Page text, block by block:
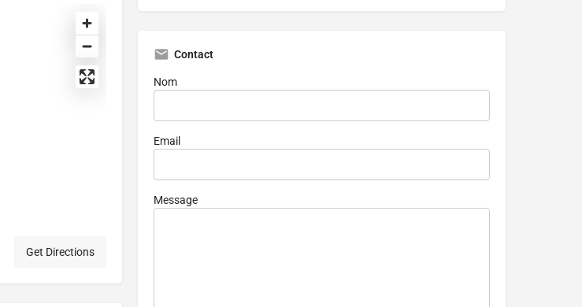
Get Directions
Contact
Nom
Email
Message